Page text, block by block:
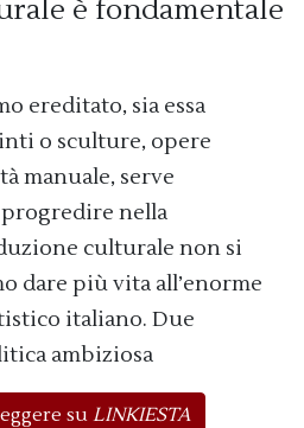
è fondamentale
ereditato, sia essa
o sculture, opere
manuale, serve
nella
culturale non si
dare più vita all’enorme
italiano. Due
ambiziosa
su LINKIESTA